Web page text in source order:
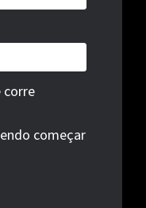
corre
começar